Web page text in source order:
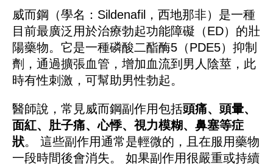
威而鋼（學名：Sildenafil，西地那非）是一種
目前最廣泛用於治療勃起功能障礙（ED）的壯
陽藥物。它是一種磷酸二酯酶5（PDE5）抑制
劑，通過擴張血管，增加血流到男人陰莖，此
時有性刺激，可幫助男性勃起。
醫師說，常見威而鋼副作用包括頭痛、頭暈、
面紅、肚子痛、心悸、視力模糊、鼻塞等症
狀。 這些副作用通常是輕微的，且在服用藥物
一段時間後會消失。 如果副作用很嚴重或持續